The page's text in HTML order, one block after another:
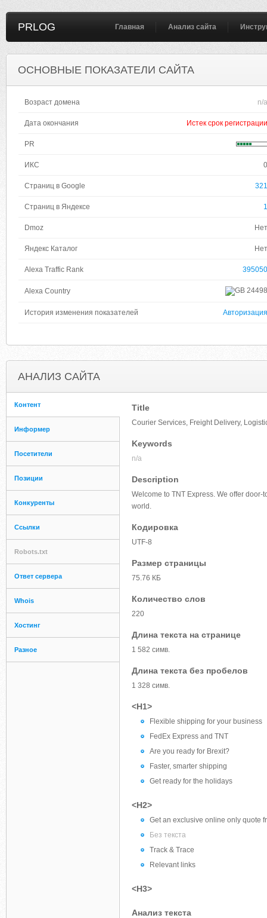
PRLOG Главная Анализ сайта
ОСНОВНЫЕ ПОКАЗАТЕЛИ САЙТА
Возраст домена n/a
Дата окончания Истек срок регистрации
PR
ИКС 0
Страниц в Google 321
Страниц в Яндексе 1
Dmoz Нет
Яндекс Каталог Нет
Alexa Traffic Rank 395050
Alexa Country 24498
История изменения показателей Авторизация
АНАЛИЗ САЙТА
Контент
Информер
Посетители
Позиции
Конкуренты
Ссылки
Robots.txt
Ответ сервера
Whois
Хостинг
Разное
Title
Courier Services, Freight Delivery,
Keywords
n/a
Description
Welcome to TNT Express. We offer
world.
Кодировка
UTF-8
Размер страницы
75.76 КБ
Количество слов
220
Длина текста на странице
1 582 симв.
Длина текста без пробелов
1 328 симв.
<H1>
Flexible shipping for your business
FedEx Express and TNT
Are you ready for Brexit?
Faster, smarter shipping
Get ready for the holidays
<H2>
Get an exclusive online only quote
Без текста
Track & Trace
Relevant links
<H3>
Анализ текста